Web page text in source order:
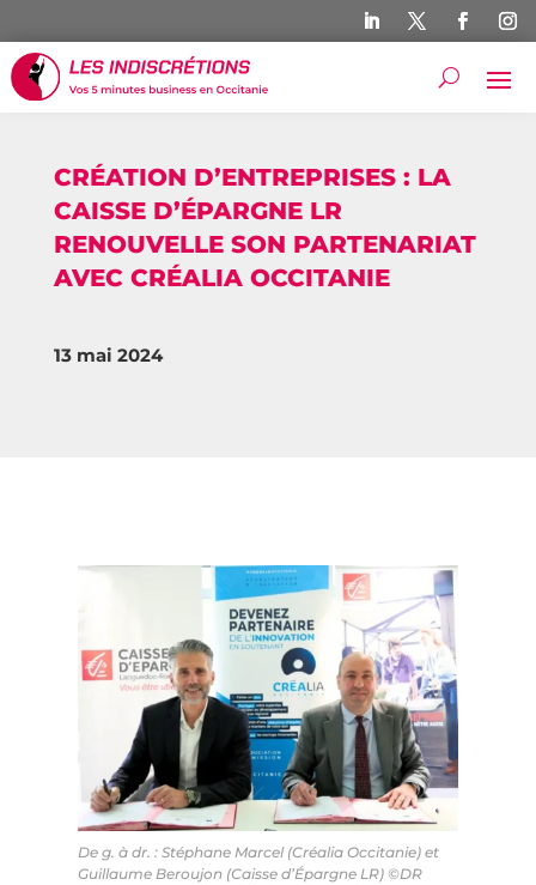
CRÉATION D’ENTREPRISES : LA
CAISSE D’ÉPARGNE LR
RENOUVELLE SON PARTENARIAT
AVEC CRÉALIA OCCITANIE
13 mai 2024
De g. à dr. : Stéphane Marcel (Créalia Occitanie) et
Guillaume Beroujon (Caisse d’Épargne LR) ©DR